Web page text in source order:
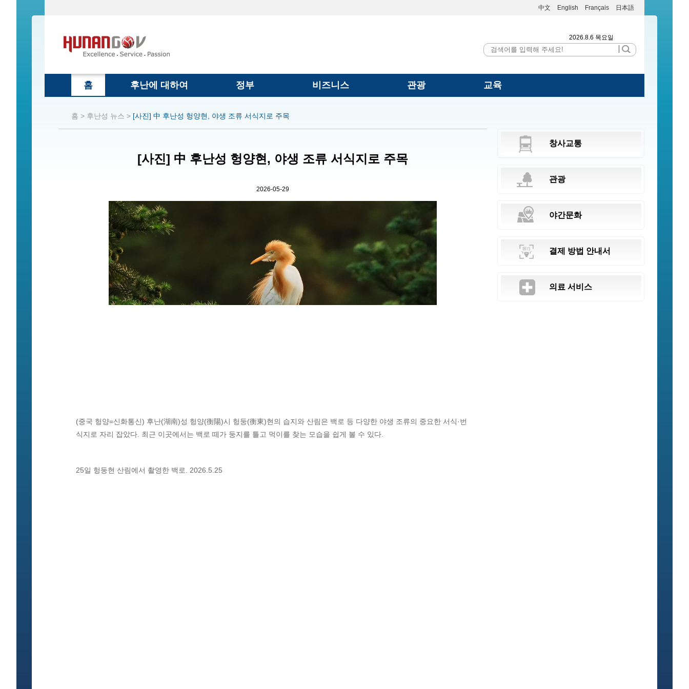
中文 English Français 日本語
2026.8.6 목요일
홈 후난에 대하여 정부 비즈니스 관광 교육
홈 > 후난성 뉴스 > [사진] 中 후난성 헝양현, 야생 조류 서식지로 주목
[사진] 中 후난성 헝양현, 야생 조류 서식지로 주목
2026-05-29
(중국 헝양=신화통신) 후난(湖南)성 헝양(衡陽)시 헝둥(衡東)현의 습지와 산림은 백로 등 다양한 야생 조류의 중요한 서식·번
식지로 자리 잡았다. 최근 이곳에서는 백로 떼가 둥지를 틀고 먹이를 찾는 모습을 쉽게 볼 수 있다.
25일 헝둥현 산림에서 촬영한 백로. 2026.5.25
창사교통
관광
야간문화
결제 방법 안내서
의료 서비스